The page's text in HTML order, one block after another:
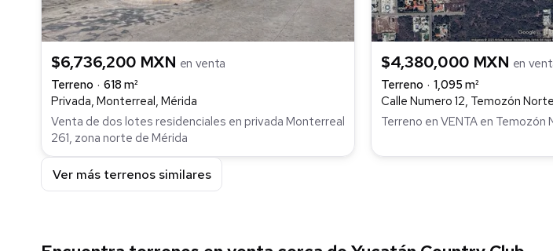
$6,736,200 MXN en venta
Terreno
618 m²
Privada, Monterreal, Mérida
Venta de dos lotes residenciales en privada Monterreal
261, zona norte de Mérida
$4,380,000 MXN en
Terreno
1,095 m²
Calle Numero 12, Temozón
Terreno en VENTA en Temozón
Ver más terrenos similares